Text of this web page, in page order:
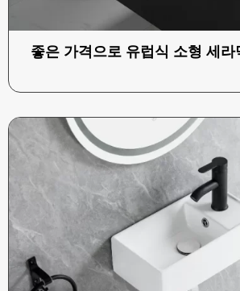
좋은 가격으로 유럽식 소형 세라